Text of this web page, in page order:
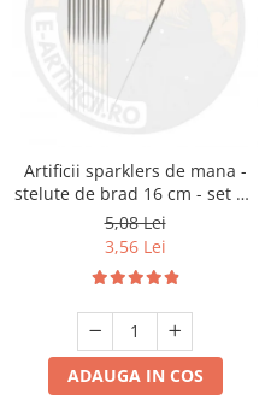
Artificii sparklers de mana -
stelute de brad 16 cm - set 10
buc
5,08 Lei
3,56 Lei
ADAUGA IN COS